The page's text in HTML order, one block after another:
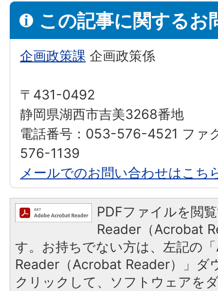
この記事に関するお
企画政策課 企画政策係
〒431-0492
静岡県湖西市吉美3268番地
電話番号：053-576-4521 ファ
576-1139
メールでのお問い合わせはこち
PDFファイルを閲
Reader（Acrobat
す。お持ちでない方は、左記の
Reader（Acrobat Reader）」ダ
クリックして、ソフトウェアを